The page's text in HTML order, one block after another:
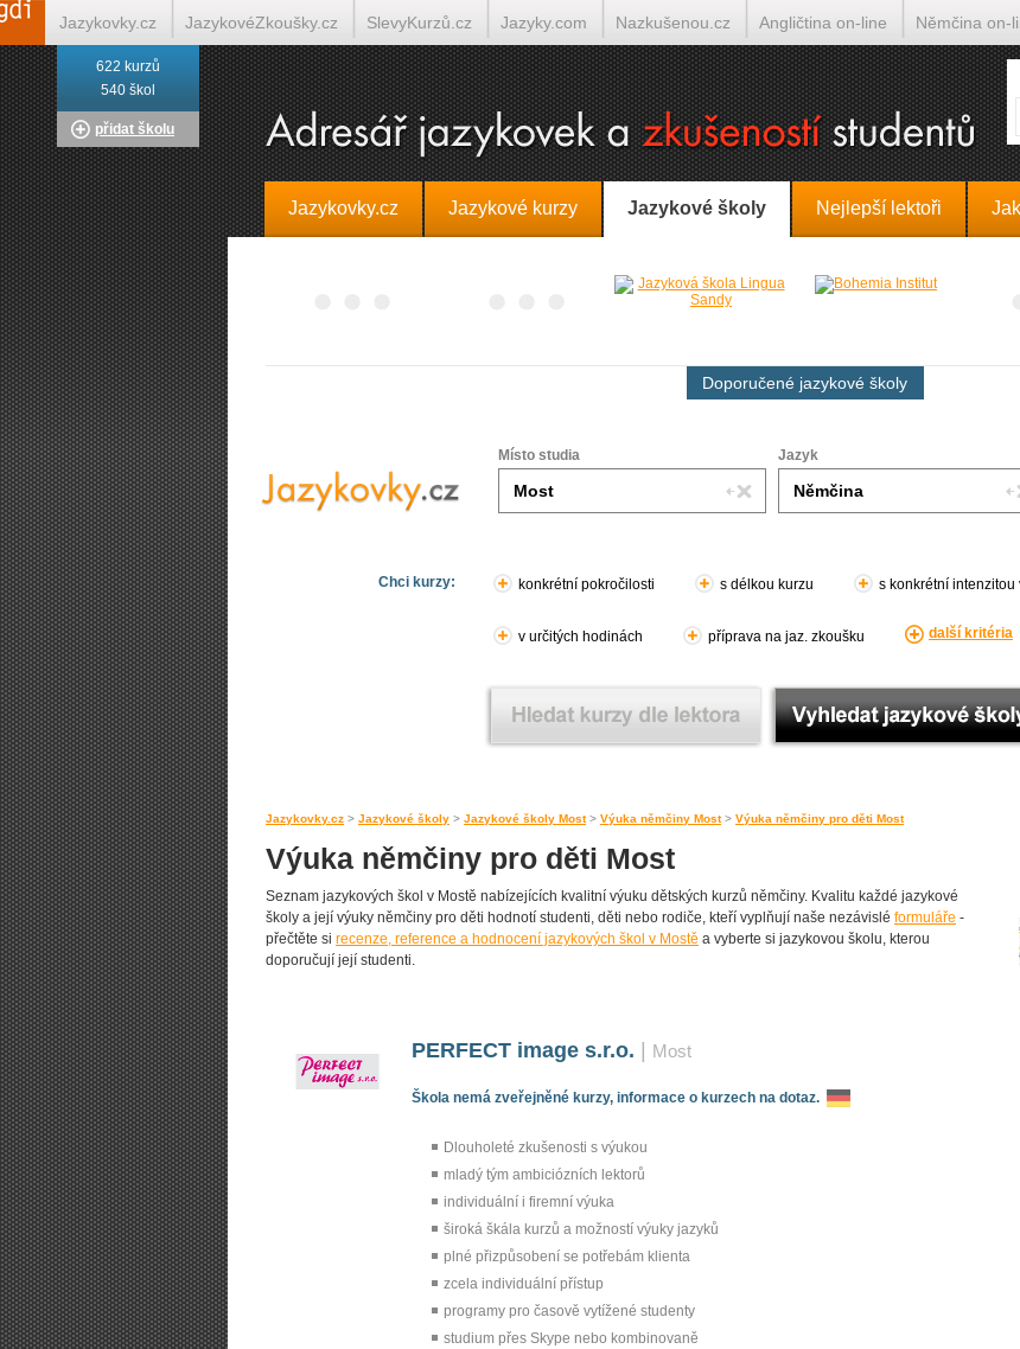
Jazykovky.cz Jazykové kurzy Jazykové školy Nejlepší lektoři
Doporučené jazykové školy
Místo studia Jazyk
Chci kurzy: konkrétní pokročilosti s délkou kurzu s konkrétní intenzitou
v určitých hodinách příprava na jaz. zkoušku další kritéria
Jazykovky.cz > Jazykové školy > Jazykové školy Most> Výuka němčiny Most> Výuka němčiny pro děti Most
Výuka němčiny pro děti Most
Seznam jazykových škol v Mostě nabízejících kvalitní výuku dětských kurzů němčiny. Kvalitu každé jazykové
školy a její výuky němčiny pro děti hodnotí studenti, děti nebo rodiče, kteří vyplňují naše nezávislé formuláře -
přečtěte si recenze, reference a hodnocení jazykových škol v Mostě a vyberte si jazykovou školu, kterou
doporučují její studenti.
PERFECT image s.r.o. Most
Škola nemá zveřejněné kurzy, informace o kurzech na dotaz.
Dlouholeté zkušenosti s výukou
mladý tým ambiciózních lektorů
individuální i firemní výuka
široká škála kurzů a možností výuky jazyků
plné přizpůsobení se potřebám klienta
zcela individuální přístup
programy pro časově vytížené studenty
studium přes Skype nebo kombinovaně
622 kurzů
540 škol
přidat školu
Jazykovky.cz JazykovéZkoušky.cz SlevyKurzů.cz Jazyky.com Nazkušenou.cz Angličtina on-line Němčina on-
Italština on-line Tlumočení-Překlady.cz Překládá.cz Tlumočí.cz